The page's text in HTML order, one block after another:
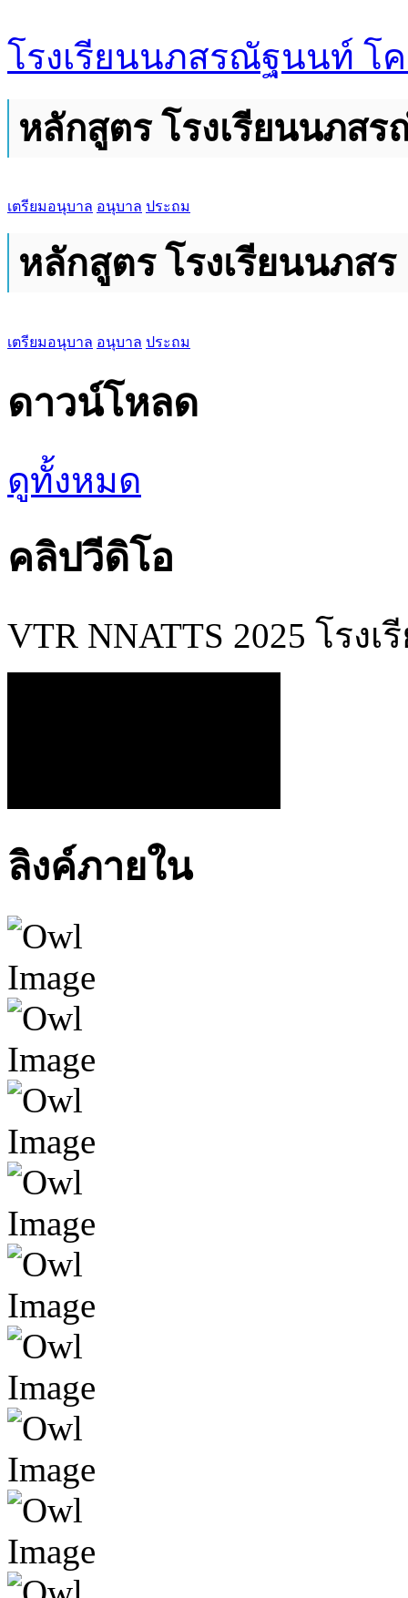
โรงเรียนนภสรณัฐนนท์ โค
หลักสูตร โรงเรียนนภส
เตรียมอนุบาล อนุบาล ประถม
หลักสูตร โรงเรียนนภสร
เตรียมอนุบาล อนุบาล ประถม
ดาวน์โหลด
ดูทั้งหมด
คลิปวีดิโอ
VTR NNATTS 2025 โร
ลิงค์ภายใน